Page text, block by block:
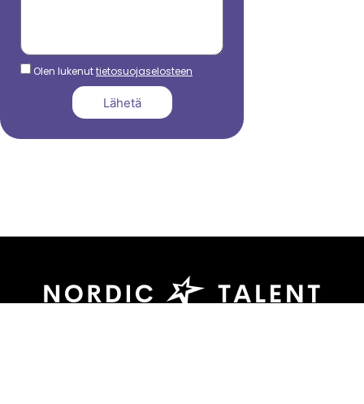
Olen lukenuttietosuojaselosteen
Lähetä